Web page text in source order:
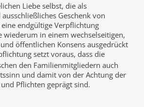
Liebe selbst, die als
Geschenk von
eine endgültige Verpflichtung
wiederum in einem wechselseitigen,
öffentlichen Konsens ausgedrückt
setzt voraus, dass die
den Familienmitgliedern auch
und damit von der Achtung der
Pflichten geprägt sind.